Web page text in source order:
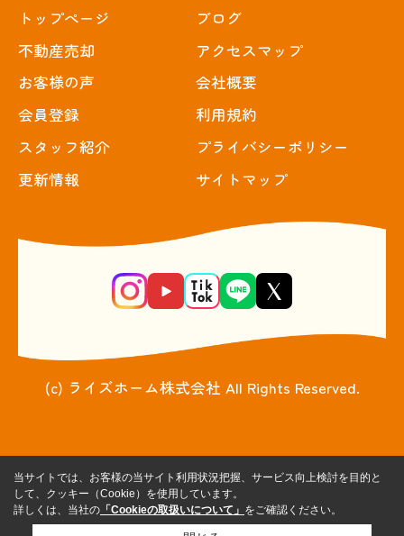
トップぺージ
不動産売却
お客様の声
会員登録
スタッフ紹介
更新情報
ブログ
アクセスマップ
会社概要
利用規約
プライバシーポリシー
サイトマップ
(c) ライズホーム株式会社 All Rights Reserved.
当サイトでは、お客様の当サイト利用状況把握、サービス向上検討を目的と
して、クッキー（Cookie）を使用しています。
詳しくは、当社の 「Cookieの取扱いについて」 をご確認ください。